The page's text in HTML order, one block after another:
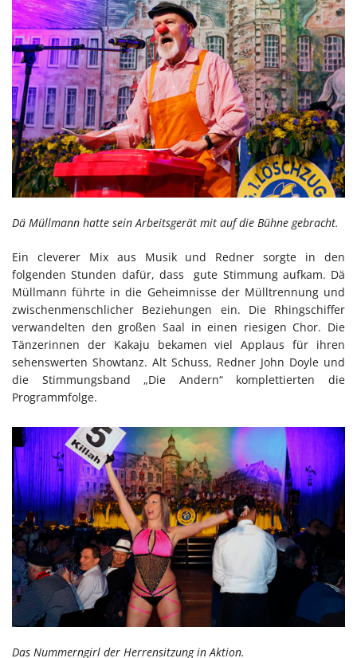
Dä Müllmann hatte sein Arbeitsgerät mit auf die Bühne gebracht.
Ein cleverer Mix aus Musik und Redner sorgte in den
folgenden Stunden dafür, dass gute Stimmung aufkam. Dä
Müllmann führte in die Geheimnisse der Mülltrennung und
zwischenmenschlicher Beziehungen ein. Die Rhingschiffer
verwandelten den großen Saal in einen riesigen Chor. Die
Tänzerinnen der Kakaju bekamen viel Applaus für ihren
sehenswerten Showtanz. Alt Schuss, Redner John Doyle und
die Stimmungsband „Die Andern“ komplettierten die
Programmfolge.
Das Nummerngirl der Herrensitzung in Aktion.